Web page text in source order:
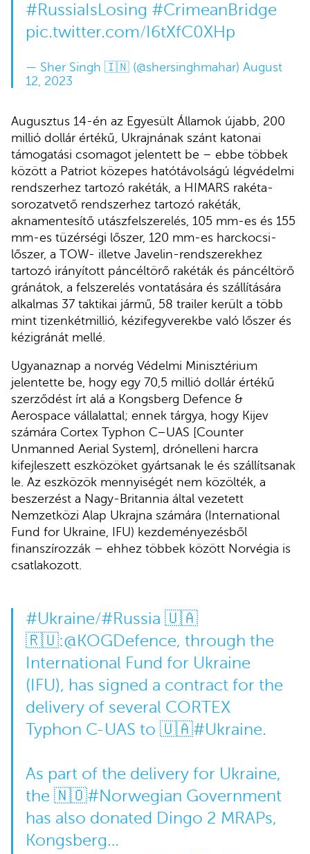
#RussiaIsLosing #CrimeanBridge
pic.twitter.com/I6tXfC0XHp
— Sher Singh 🇮🇳 (@shersinghmahar) August
12, 2023
Augusztus 14-én az Egyesült Államok újabb, 200
millió dollár értékű, Ukrajnának szánt katonai
támogatási csomagot jelentett be – ebbe többek
között a Patriot közepes hatótávolságú légvédelmi
rendszerhez tartozó rakéták, a HIMARS rakéta-
sorozatvető rendszerhez tartozó rakéták,
aknamentesítő utászfelszerelés, 105 mm-es és 155
mm-es tüzérségi lőszer, 120 mm-es harckocsi-
lőszer, a TOW- illetve Javelin-rendszerekhez
tartozó irányított páncéltörő rakéták és páncéltörő
gránátok, a felszerelés vontatására és szállítására
alkalmas 37 taktikai jármű, 58 trailer került a több
mint tizenkétmillió, kézifegyverekbe való lőszer és
kézigránát mellé.
Ugyanaznap a norvég Védelmi Minisztérium
jelentette be, hogy egy 70,5 millió dollár értékű
szerződést írt alá a Kongsberg Defence &
Aerospace vállalattal; ennek tárgya, hogy Kijev
számára Cortex Typhon C–UAS [Counter
Unmanned Aerial System], drónelleni harcra
kifejleszett eszközöket gyártsanak le és szállítsanak
le. Az eszközök mennyiségét nem közölték, a
beszerzést a Nagy-Britannia által vezetett
Nemzetközi Alap Ukrajna számára (International
Fund for Ukraine, IFU) kezdeményezésből
finanszírozzák – ehhez többek között Norvégia is
csatlakozott.
#Ukraine/#Russia 🇺🇦
🇷🇺:@KOGDefence, through the
International Fund for Ukraine
(IFU), has signed a contract for the
delivery of several CORTEX
Typhon C-UAS to 🇺🇦#Ukraine.
As part of the delivery for Ukraine,
the 🇳🇴#Norwegian Government
has also donated Dingo 2 MRAPs,
Kongsberg…